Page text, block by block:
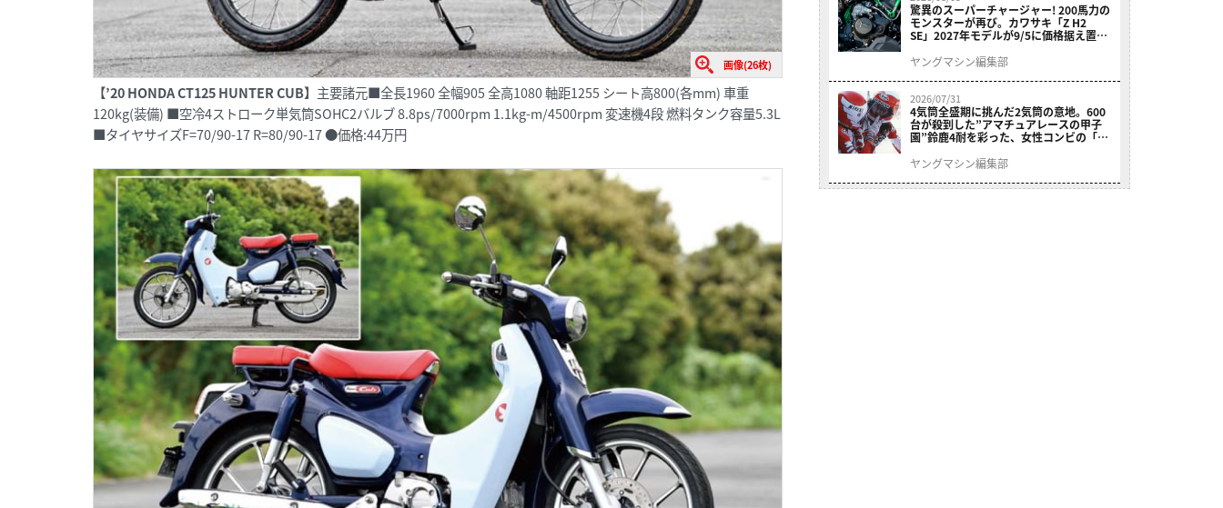
画像(26枚)
【’20 HONDA CT125 HUNTER CUB】 主要諸元■全長1960 全幅905 全高1080 軸距1255 シート高800(各mm) 車重
120kg(装備) ■空冷4ストローク単気筒SOHC2バルブ 8.8ps/7000rpm 1.1kg-m/4500rpm 変速機4段 燃料タンク容量5.3L
■タイヤサイズF=70/90-17 R=80/90-17 ●価格:44万円
驚異のスーパーチャージャー! 200馬力の
モンスターが再び。カワサキ「Z H2
SE」2027年モデルが9/5に価格据え置き
ヤングマシン編集部
2026/07/31
4気筒全盛期に挑んだ2気筒の意地。600
台が殺到した”アマチュアレースの甲子
園”鈴鹿4耐を彩った、女性コンビの「ス
ヤングマシン編集部